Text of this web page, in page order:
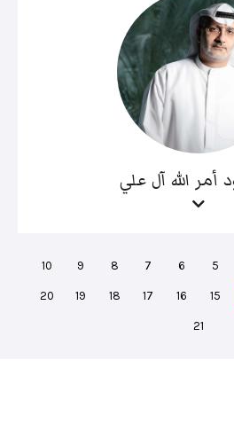
الله آل علي
5
6
7
8
9
10
15
16
17
18
19
20
21